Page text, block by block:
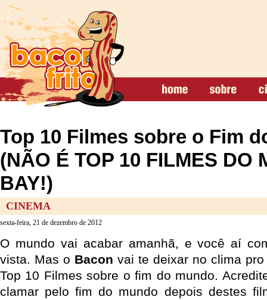
Top 10 Filmes sobre o Fim
(NÃO É TOP 10 FILMES DO
BAY!)
CINEMA
sexta-feira, 21 de dezembro de 2012
O mundo vai acabar amanhã, e você aí
vista. Mas o Bacon vai te deixar no clima
Top 10 Filmes sobre o fim do mundo.
clamar pelo fim do mundo depois destes